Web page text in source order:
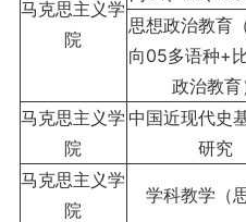
马克思主义学
院
思想政治教育
向05多语种+
政治教育
马克思主义学
院
中国近现代史
研究
马克思主义学
院
学科教学（